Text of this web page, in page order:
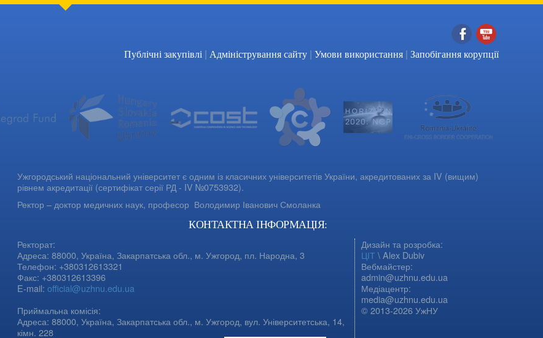
Facebook
YouTube
Публічні закупівлі | Адміністрування сайту | Умови використання | Запобігання корупції
Ужгородський національний університет є одним із класичних університетів України, акредитованих за IV (вищим)
рівнем акредитації (сертифікат серії РД - IV №0753932).
Ректор – доктор медичних наук, професор Володимир Іванович Смоланка
КОНТАКТНА ІНФОРМАЦІЯ:
Ректорат:
Адреса: 88000, Україна, Закарпатська обл., м. Ужгород, пл. Народна, 3
Телефон: +380312613321
Факс: +380312613396
E-mail: official@uzhnu.edu.ua
Приймальна комісія:
Адреса: 88000, Україна, Закарпатська обл., м. Ужгород, вул. Університетська, 14,
кімн. 228
Дизайн та розробка:
ЦІТ \ Alex Dubiv
Вебмайстер:
admin@uzhnu.edu.ua
Медіацентр:
media@uzhnu.edu.ua
© 2013-2026 УжНУ